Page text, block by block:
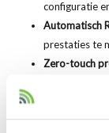
configuratie
Automatisch
prestaties te
Zero-touch
en